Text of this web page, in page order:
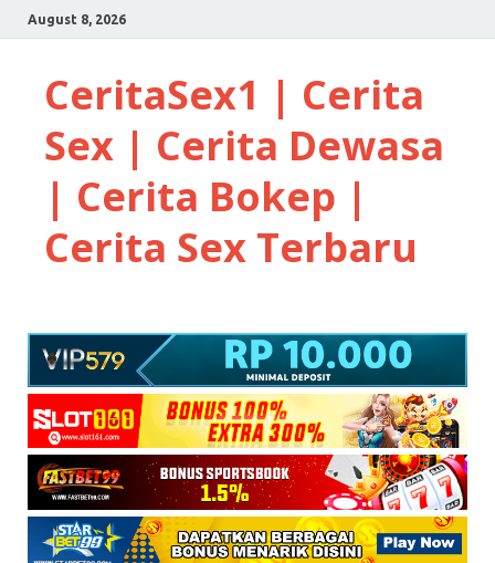
August 8, 2026
CeritaSex1 | Cerita
Sex | Cerita Dewasa
| Cerita Bokep |
Cerita Sex Terbaru